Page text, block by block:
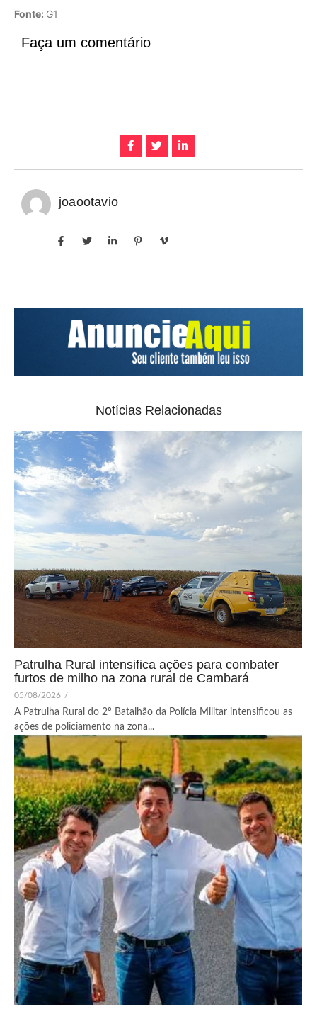
Fonte: G1
Faça um comentário
joaootavio
Notícias Relacionadas
Patrulha Rural intensifica ações para combater
furtos de milho na zona rural de Cambará
05/08/2026 /
A Patrulha Rural do 2º Batalhão da Polícia Militar intensificou as
ações de policiamento na zona...